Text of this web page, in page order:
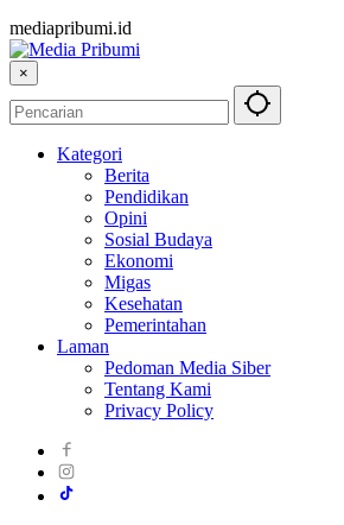
mediapribumi.id
×
Kategori
Berita
Pendidikan
Opini
Sosial Budaya
Ekonomi
Migas
Kesehatan
Pemerintahan
Laman
Pedoman Media Siber
Tentang Kami
Privacy Policy